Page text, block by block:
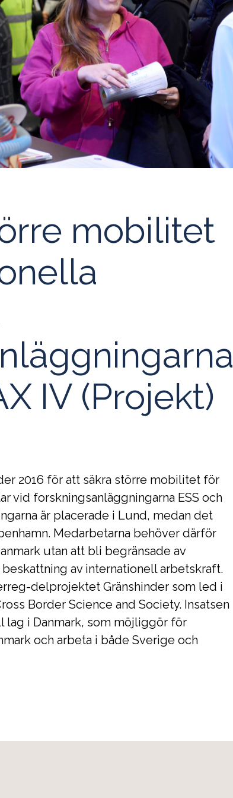
mobilitet
IV (Projekt)
2016 för att säkra större mobilitet för
vid forskningsanläggningarna ESS och
är placerade i Lund, medan det
Medarbetarna behöver därför
utan att bli begränsade av
av internationell arbetskraft.
delprojektet Gränshinder som led i
Border Science and Society. Insatsen
i Danmark, som möjliggör för
och arbeta i både Sverige och